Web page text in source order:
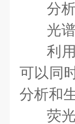
分
光
利
可以同
分析和
荧